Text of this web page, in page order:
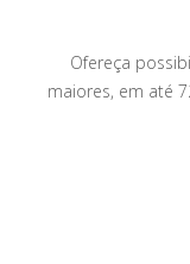
Ofereça
maiores, em até